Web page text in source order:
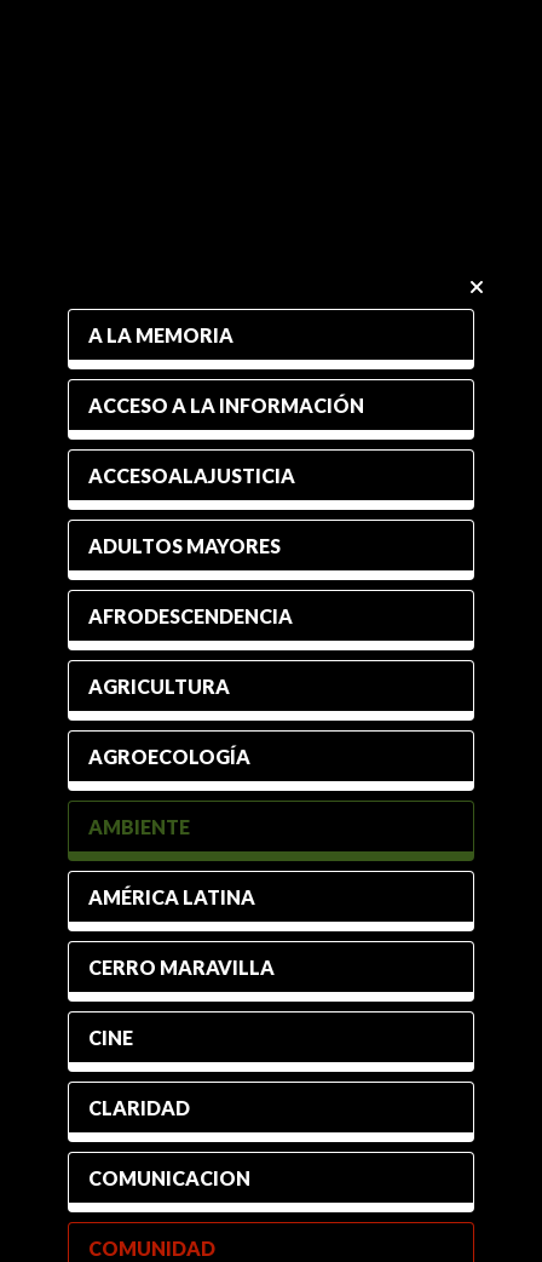
A LA MEMORIA
ACCESO A LA INFORMACIÓN
ACCESOALAJUSTICIA
ADULTOS MAYORES
AFRODESCENDENCIA
AGRICULTURA
AGROECOLOGÍA
AMBIENTE
AMÉRICA LATINA
CERRO MARAVILLA
CINE
CLARIDAD
COMUNICACION
COMUNIDAD